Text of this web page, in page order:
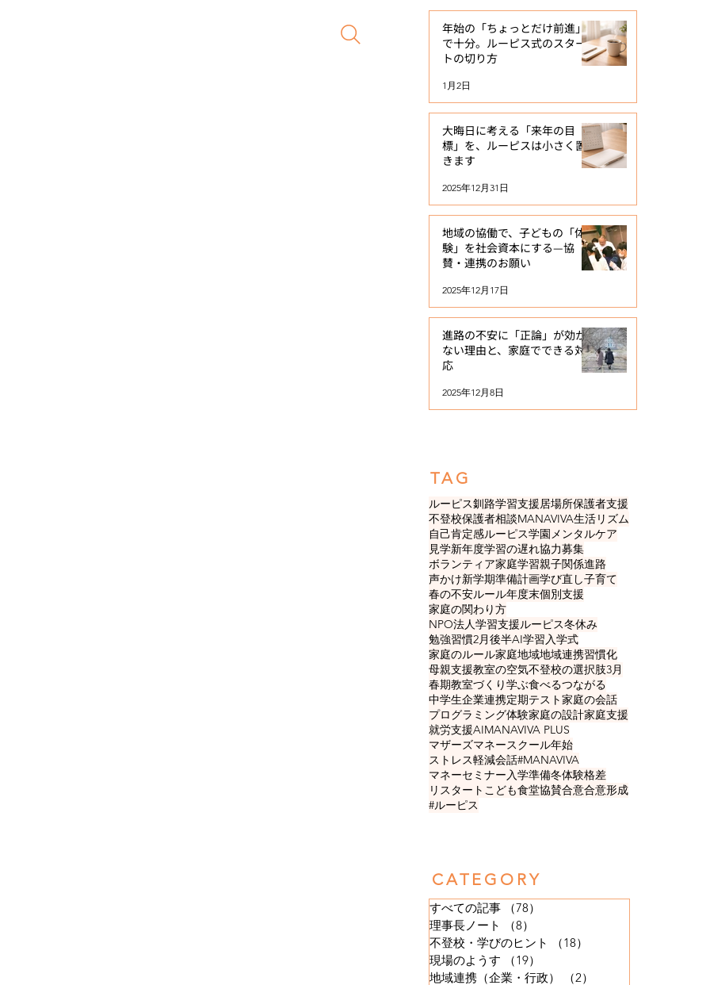
年始の「ちょっとだけ前進」
で十分。ルーピス式のスター
トの切り方
1月2日
大晦日に考える「来年の目
標」を、ルーピスは小さく置
きます
2025年12月31日
地域の協働で、子どもの「体
験」を社会資本にする—協
賛・連携のお願い
2025年12月17日
進路の不安に「正論」が効か
ない理由と、家庭でできる対
応
2025年12月8日
​TAG
ルーピス釧路学習支援居場所保護者支援
不登校保護者相談MANAVIVA生活リズム
自己肯定感ルーピス学園メンタルケア
見学新年度学習の遅れ協力募集
ボランティア家庭学習親子関係進路
声かけ新学期準備計画学び直し子育て
春の不安ルール年度末個別支援
家庭の関わり方
NPO法人学習支援ルーピス冬休み
勉強習慣2月後半AI学習入学式
家庭のルール家庭地域地域連携習慣化
母親支援教室の空気不登校の選択肢3月
春期教室づくり学ぶ食べるつながる
中学生企業連携定期テスト家庭の会話
プログラミング体験家庭の設計家庭支援
就労支援AIMANAVIVA PLUS
マザーズマネースクール年始
ストレス軽減会話#MANAVIVA
マネーセミナー入学準備冬体験格差
リスタート こども食堂協賛合意合意形成
#ルーピス
​CATEGORY
すべての記事 （78）
理事長ノート
（8）
不登校・学びのヒント
（18）
現場のようす
（19）
地域連携（企業・行政）
（2）